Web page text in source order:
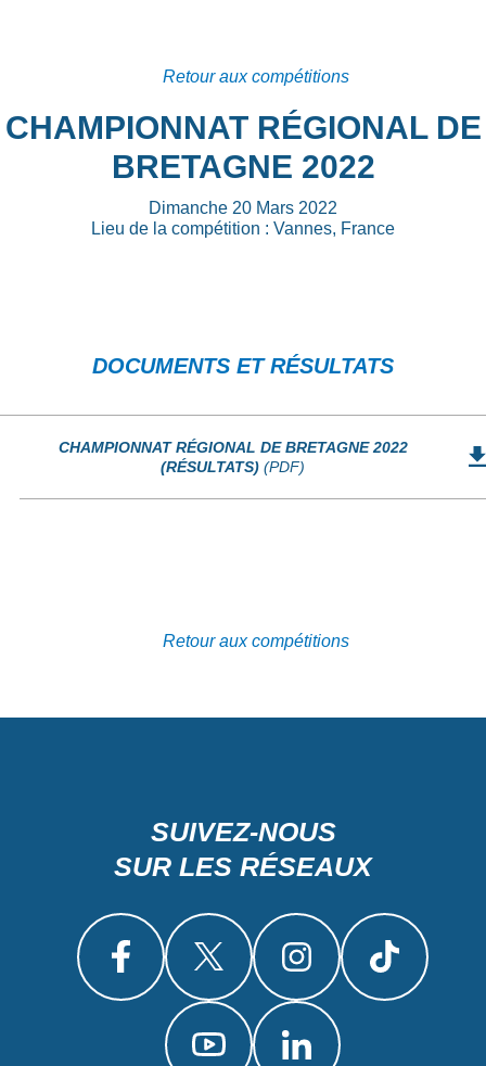
Retour aux compétitions
CHAMPIONNAT RÉGIONAL DE
BRETAGNE 2022
Dimanche 20 Mars 2022
Lieu de la compétition : Vannes, France
DOCUMENTS ET RÉSULTATS
CHAMPIONNAT RÉGIONAL DE BRETAGNE 2022
(RÉSULTATS) (PDF)
Retour aux compétitions
SUIVEZ-NOUS
SUR LES RÉSEAUX